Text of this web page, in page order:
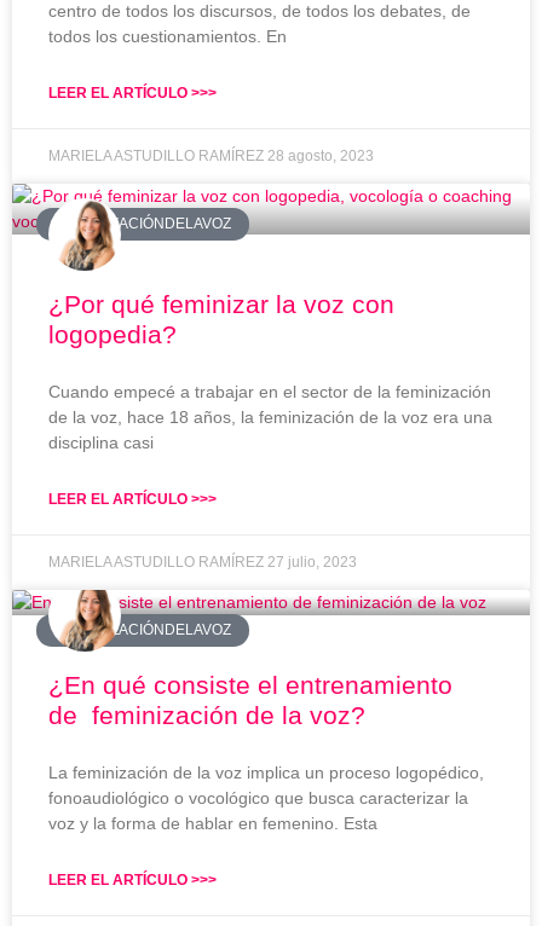
centro de todos los discursos, de todos los debates, de
todos los cuestionamientos. En
LEER EL ARTÍCULO >>>
MARIELA ASTUDILLO RAMÍREZ 28 agosto, 2023
#FEMINIZACIÓNDELAVOZ
¿Por qué feminizar la voz con
logopedia?
Cuando empecé a trabajar en el sector de la feminización
de la voz, hace 18 años, la feminización de la voz era una
disciplina casi
LEER EL ARTÍCULO >>>
MARIELA ASTUDILLO RAMÍREZ 27 julio, 2023
#FEMINIZACIÓNDELAVOZ
¿En qué consiste el entrenamiento
de feminización de la voz?
La feminización de la voz implica un proceso logopédico,
fonoaudiológico o vocológico que busca caracterizar la
voz y la forma de hablar en femenino. Esta
LEER EL ARTÍCULO >>>